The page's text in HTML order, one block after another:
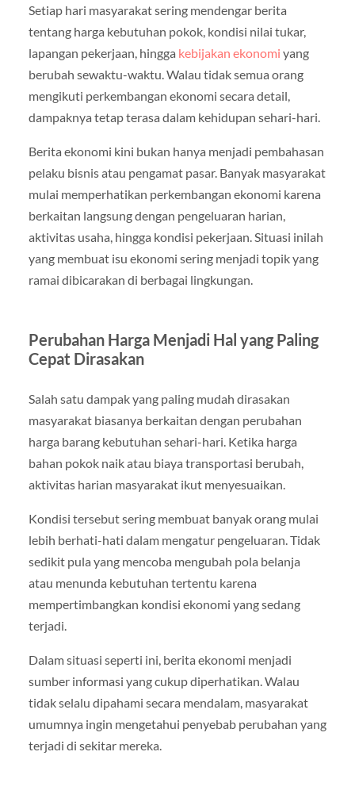
Setiap hari masyarakat sering mendengar berita
tentang harga kebutuhan pokok, kondisi nilai tukar,
lapangan pekerjaan, hingga kebijakan ekonomi yang
berubah sewaktu-waktu. Walau tidak semua orang
mengikuti perkembangan ekonomi secara detail,
dampaknya tetap terasa dalam kehidupan sehari-hari.
Berita ekonomi kini bukan hanya menjadi pembahasan
pelaku bisnis atau pengamat pasar. Banyak masyarakat
mulai memperhatikan perkembangan ekonomi karena
berkaitan langsung dengan pengeluaran harian,
aktivitas usaha, hingga kondisi pekerjaan. Situasi inilah
yang membuat isu ekonomi sering menjadi topik yang
ramai dibicarakan di berbagai lingkungan.
Perubahan Harga Menjadi Hal yang Paling
Cepat Dirasakan
Salah satu dampak yang paling mudah dirasakan
masyarakat biasanya berkaitan dengan perubahan
harga barang kebutuhan sehari-hari. Ketika harga
bahan pokok naik atau biaya transportasi berubah,
aktivitas harian masyarakat ikut menyesuaikan.
Kondisi tersebut sering membuat banyak orang mulai
lebih berhati-hati dalam mengatur pengeluaran. Tidak
sedikit pula yang mencoba mengubah pola belanja
atau menunda kebutuhan tertentu karena
mempertimbangkan kondisi ekonomi yang sedang
terjadi.
Dalam situasi seperti ini, berita ekonomi menjadi
sumber informasi yang cukup diperhatikan. Walau
tidak selalu dipahami secara mendalam, masyarakat
umumnya ingin mengetahui penyebab perubahan yang
terjadi di sekitar mereka.